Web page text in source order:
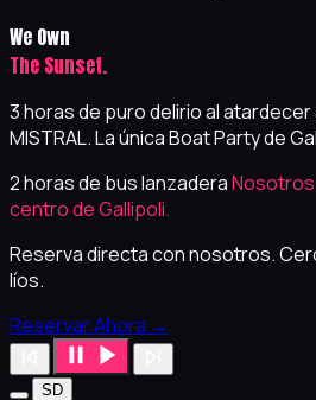
We Own
The Sunset.
3 horas de puro delirio al atardecer
MISTRAL. La única Boat Party de
2 horas de bus lanzadera
centro de Gallipoli.
Reserva directa con nosotros.
líos.
Reservar Ahora →
SD